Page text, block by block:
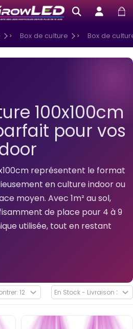
Box de culture Box de
100x100cm
pour vos
représentent le format
en culture indoor ou
moyen. Avec 1m² au sol,
de place pour 4 à 9
utilisée, tout en restant